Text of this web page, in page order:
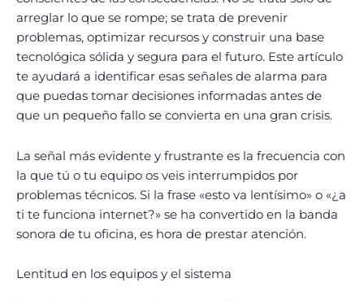
arreglar lo que se rompe; se trata de prevenir
problemas, optimizar recursos y construir una base
tecnológica sólida y segura para el futuro. Este artículo
te ayudará a identificar esas señales de alarma para
que puedas tomar decisiones informadas antes de
que un pequeño fallo se convierta en una gran crisis.
La señal más evidente y frustrante es la frecuencia con
la que tú o tu equipo os veis interrumpidos por
problemas técnicos. Si la frase «esto va lentísimo» o «¿a
ti te funciona internet?» se ha convertido en la banda
sonora de tu oficina, es hora de prestar atención.
Lentitud en los equipos y el sistema